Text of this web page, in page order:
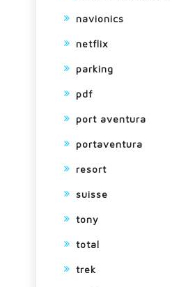
navionics
netflix
parking
pdf
port aventura
portaventura
resort
suisse
tony
total
trek